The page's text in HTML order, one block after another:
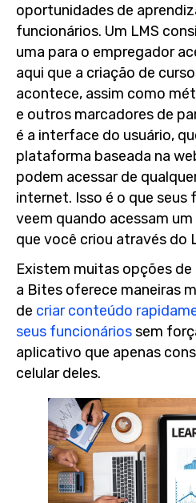
oportunidades de
funcionários. Um LMS
uma para o empregador
aqui que a criação de
acontece, assim como
e outros marcadores de
é a interface do usuário,
plataforma baseada na
podem acessar de
internet. Isso é o que seus
veem quando acessam
que você criou através do
Existem muitas opções de
a Bites oferece maneiras
de criar conteúdo
seus funcionáriossem
aplicativo que apenas
celular deles.